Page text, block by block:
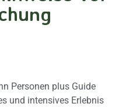
Personen plus Guide
und intensives Erlebnis